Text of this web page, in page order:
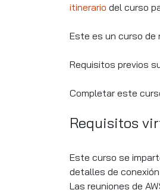
itinerario del curso
Este es un curso de
Requisitos previos
Completar este
Requisitos
Este curso se
detalles de
Las reuniones de